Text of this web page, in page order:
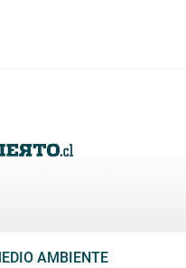
AMBIENTE